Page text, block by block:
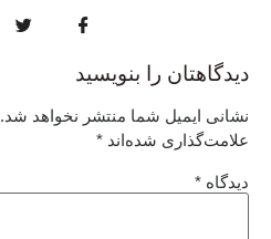
دیدگاهتان را بنویسید
نشانی ایمیل شما منتشر نخواهد شد.
علامت‌گذاری شده‌اند *
دیدگاه *